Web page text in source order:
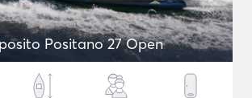
Positano 27 Open